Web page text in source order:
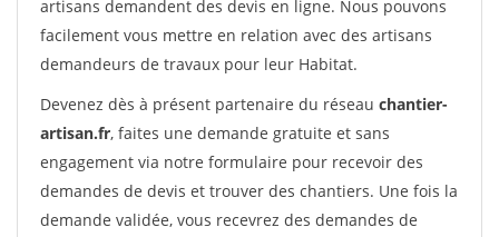
artisans demandent des devis en ligne. Nous pouvons
facilement vous mettre en relation avec des artisans
demandeurs de travaux pour leur Habitat.
Devenez dès à présent partenaire du réseau chantier-
artisan.fr, faites une demande gratuite et sans
engagement via notre formulaire pour recevoir des
demandes de devis et trouver des chantiers. Une fois la
demande validée, vous recevrez des demandes de